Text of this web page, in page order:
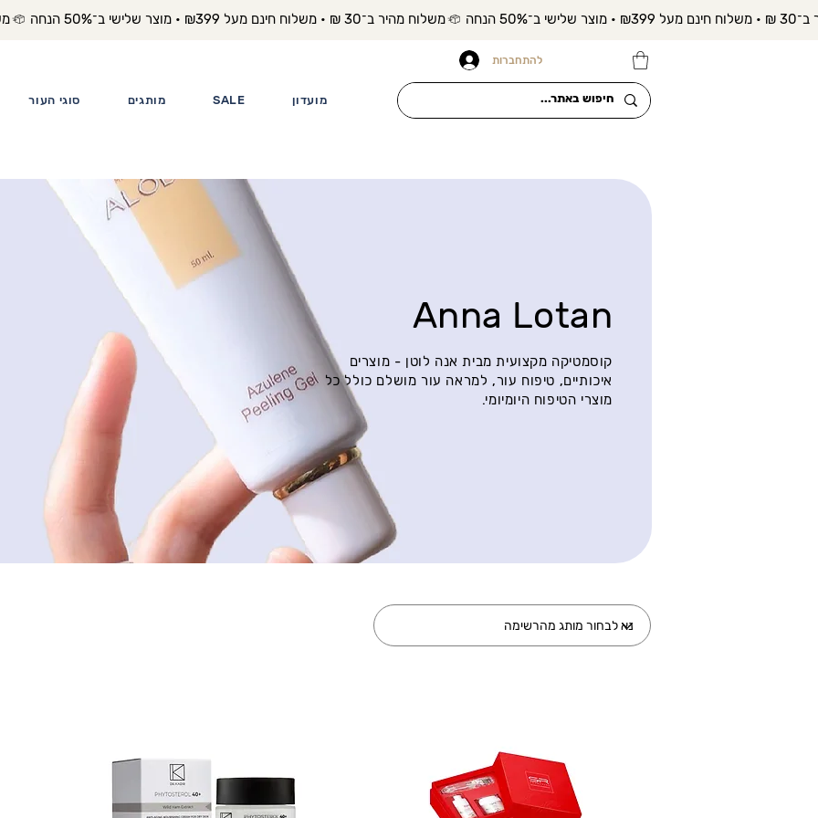
משלוח
סוגי העור מותגים SALE מועדון
להתחברות
Anna Lotan
קוסמטיקה מקצועית מבית אנה לוטן - מוצרים
איכותיים, טיפוח עור, למראה עור מושלם כולל כל
מוצרי הטיפוח היומיומי.